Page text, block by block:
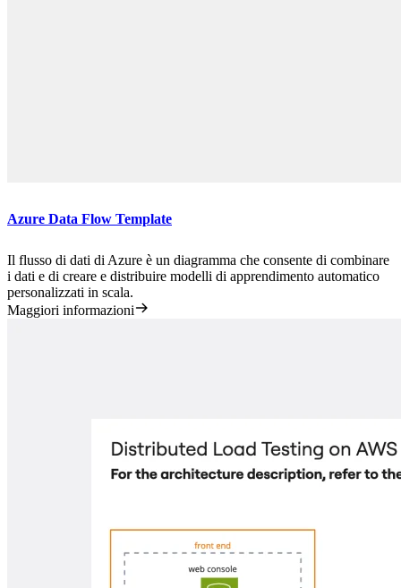
Azure Data Flow Template
Il flusso di dati di Azure è un diagramma che consente di combinare
i dati e di creare e distribuire modelli di apprendimento automatico
personalizzati in scala.
Maggiori informazioni